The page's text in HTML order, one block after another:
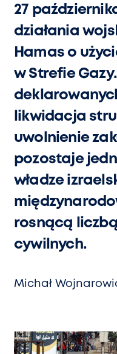
27
działania
Hamas o
w Strefie
likwidacja
uwolnienie
pozostaje
władze
rosnącą
cywilnych.
Michał